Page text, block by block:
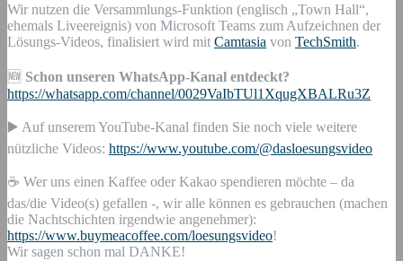
Wir nutzen die Versammlungs-Funktion (englisch „Town Hall“,
ehemals Liveereignis) von Microsoft Teams zum Aufzeichnen der
Lösungs-Videos, finalisiert wird mit Camtasia von TechSmith.
🆕 Schon unseren WhatsApp-Kanal entdeckt?
https://whatsapp.com/channel/0029VaIbTUl1XqugXBALRu3Z
▶️ Auf unserem YouTube-Kanal finden Sie noch viele weitere
nützliche Videos: https://www.youtube.com/@dasloesungsvideo
☕ Wer uns einen Kaffee oder Kakao spendieren möchte – da
das/die Video(s) gefallen -, wir alle können es gebrauchen (machen
die Nachtschichten irgendwie angenehmer):
https://www.buymeacoffee.com/loesungsvideo!
Wir sagen schon mal DANKE!